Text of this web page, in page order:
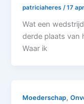
patriciaheres/17
Wat een
derde plaats van
Waar ik
Moederschap,